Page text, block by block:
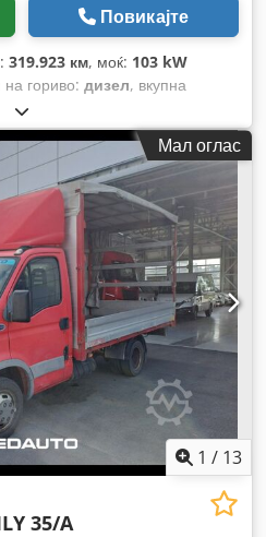
Повикајте
319.923 км, моќ: 103 kW
на гориво: дизел, вкупна
носивост на товар:
, емисиона класа:Еуро 6,
Мал оглас
1 / 13
35/A